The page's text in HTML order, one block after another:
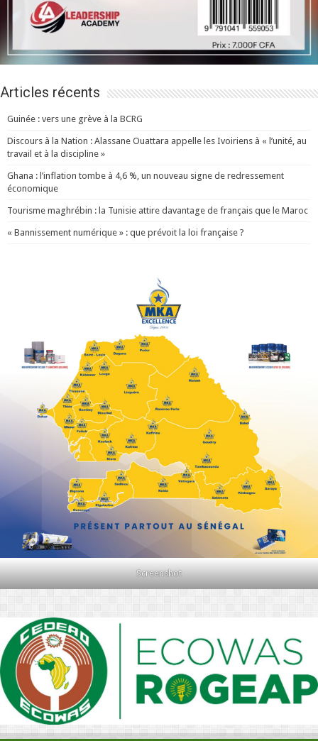
Articles récents
Guinée : vers une grève à la BCRG
Discours à la Nation : Alassane Ouattara appelle les Ivoiriens à « l’unité, au
travail et à la discipline »
Ghana : l’inflation tombe à 4,6 %, un nouveau signe de redressement
économique
Tourisme maghrébin : la Tunisie attire davantage de français que le Maroc
« Bannissement numérique » : que prévoit la loi française ?
Screenshot